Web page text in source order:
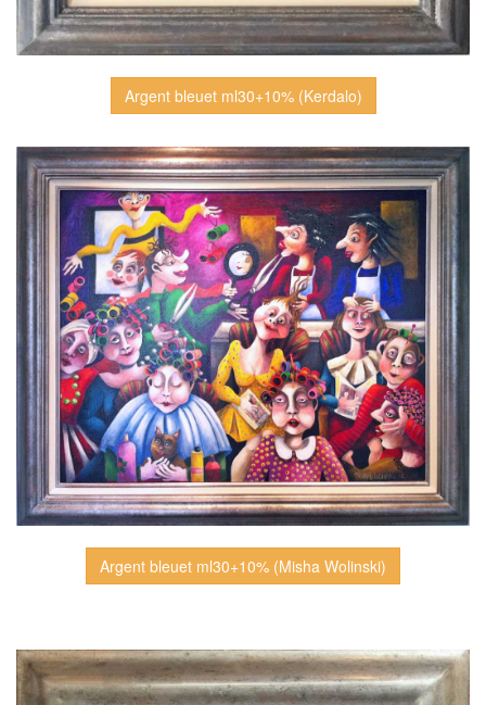
Argent bleuet ml30+10% (Kerdalo)
Argent bleuet ml30+10% (Misha Wolinski)